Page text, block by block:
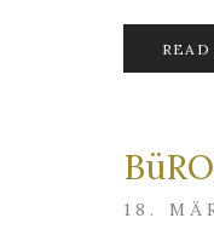
READ
18.